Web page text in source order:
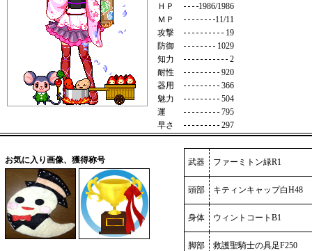
ＨＰ
1986/1986
ＭＰ
11/11
攻撃
19
防御
1029
知力
2
耐性
920
器用
366
魅力
504
運
795
早さ
297
お気に入り画像、獲得称号 武器 ファーミトン緑R1
頭部 キティンキャップ白H48
身体 ウィントコートB1
脚部 救護聖騎士の具足F250
琉架[きのこパラダイスヽ(=´▽`=)ﾉ ]
ミナ[きのこパラダイス|ω・) ]
ぴかり[きのこのこのこ（・ω・＊ ]